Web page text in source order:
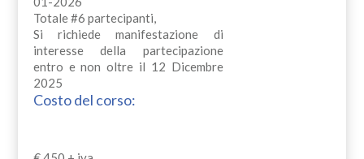
Totale #6 partecipanti,
Si richiede manifestazione di
interesse della partecipazione
entro e non oltre il 12 Dicembre
2025
Costo del corso: